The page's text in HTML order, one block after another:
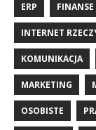
ERP FINANSE
INTERNET
KOMUNIKACJA
MARKETING
OSOBISTE